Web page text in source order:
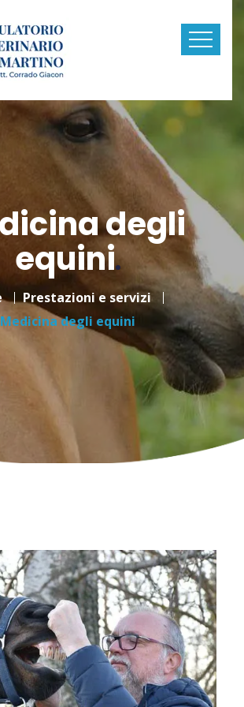
degli
equini
Prestazioni e servizi
Medicina degli equini